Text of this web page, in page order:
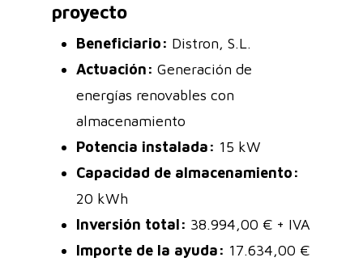
proyecto
Beneficiario: Distron, S.L.
Actuación: Generación de
energías renovables con
almacenamiento
Potencia instalada: 15 kW
Capacidad de almacenamiento:
20 kWh
Inversión total: 38.994,00 € + IVA
Importe de la ayuda: 17.634,00 €